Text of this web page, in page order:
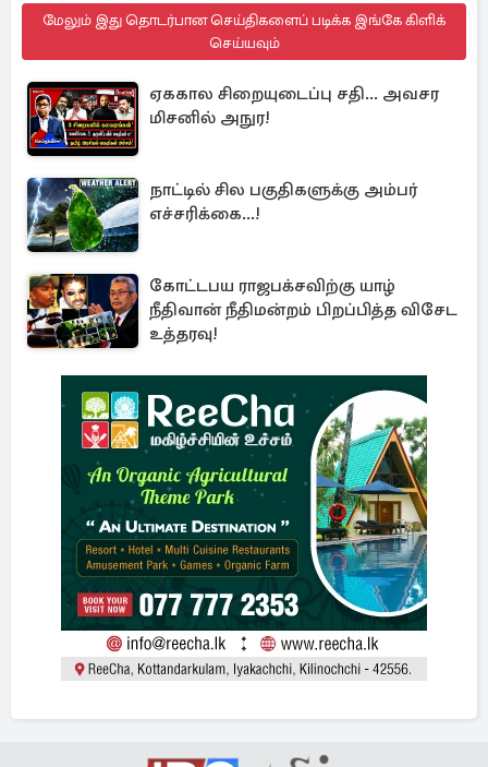
மேலும் இது தொடர்பான செய்திகளைப் படிக்க இங்கே கிளிக்
செய்யவும்
ஏககால சிறையுடைப்பு சதி... அவசர
மிசனில் அநுர!
நாட்டில் சில பகுதிகளுக்கு அம்பர்
எச்சரிக்கை...!
கோட்டபய ராஜபக்சவிற்கு யாழ்
நீதிவான் நீதிமன்றம் பிறப்பித்த விசேட
உத்தரவு!